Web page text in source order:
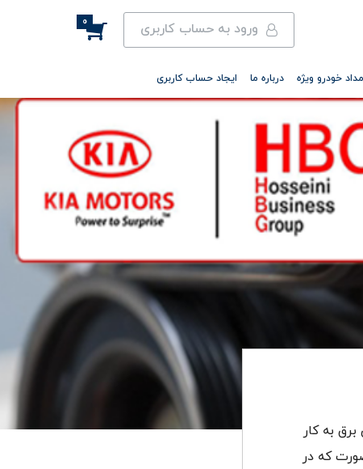
ورود به حساب کاربری 0
خودرو ویژه درباره ما ایجاد حساب کاربری
به کار
که در